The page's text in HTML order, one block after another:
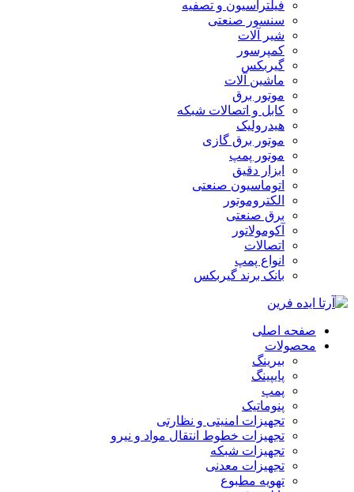
فیلتراسیون و تصفیه
سنسور صنعتی
شیر آلات
کمپرسور
گیربکس
ماشین آلات
موتور برق
کابل و اتصالات شبکه
هیدرولیک
موتور برق گازی
موتور پمپ
ابزار دقیق
اتوماسیون صنعتی
الکتروموتور
برق صنعتی
آکومولاتور
اتصالات
انواع پمپ
بانک برند گیربکس
صفحه اصلی
محصولات
بیرینگ
پایپینگ
پمپ
پنوماتیک
تجهیزات امنیتی و نظارتی
تجهیزات خطوط انتقال مواد و نیرو
تجهیزات شبکه
تجهیزات معدنی
تهویه مطبوع